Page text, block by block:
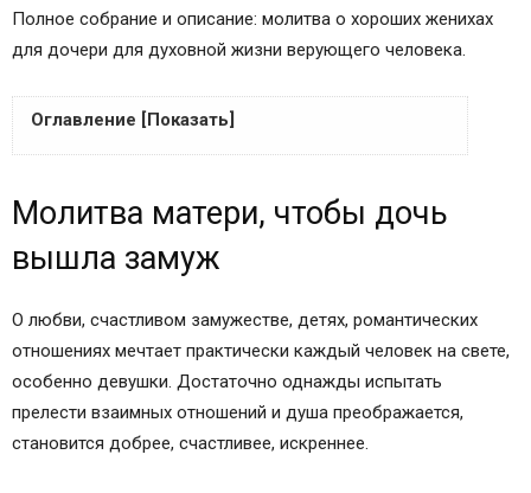
Полное собрание и описание: молитва о хороших женихах
для дочери для духовной жизни верующего человека.
Оглавление [Показать]
Популярные молитвы о детях:
комментарии
Молитва о дочери
Сильные православные молитвы матери о
дочери
Молитва за дочь и защита над ней
Молитва о здравии дочери к Пресвятой
Молитва матери, чтобы дочь
вышла замуж
О любви, счастливом замужестве, детях, романтических
отношениях мечтает практически каждый человек на свете,
особенно девушки. Достаточно однажды испытать
прелести взаимных отношений и душа преображается,
становится добрее, счастливее, искреннее.